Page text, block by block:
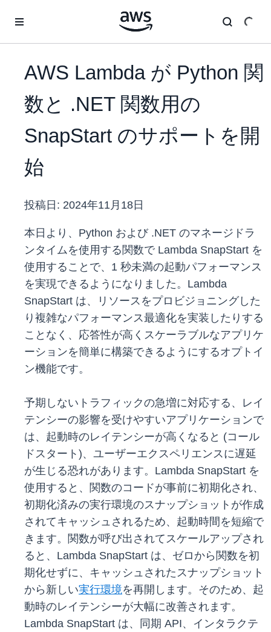
AWS Lambda が Python 関
数と .NET 関数用の
SnapStart のサポートを開
始
投稿日: 2024年11月18日
本日より、Python および .NET のマネージドラ
ンタイムを使用する関数で Lambda SnapStart を
使用することで、1 秒未満の起動パフォーマンス
を実現できるようになりました。Lambda
SnapStart は、リソースをプロビジョニングした
り複雑なパフォーマンス最適化を実装したりする
ことなく、応答性が高くスケーラブルなアプリケ
ーションを簡単に構築できるようにするオプトイ
ン機能です。
予期しないトラフィックの急増に対応する、レイ
テンシーの影響を受けやすいアプリケーションで
は、起動時のレイテンシーが高くなると (コール
ドスタート)、ユーザーエクスペリエンスに遅延
が生じる恐れがあります。Lambda SnapStart を
使用すると、関数のコードが事前に初期化され、
初期化済みの実行環境のスナップショットが作成
されてキャッシュされるため、起動時間を短縮で
きます。関数が呼び出されてスケールアップされ
ると、Lambda SnapStart は、ゼロから関数を初
期化せずに、キャッシュされたスナップショット
から新しい実行環境を再開します。そのため、起
動時のレイテンシーが大幅に改善されます。
Lambda SnapStart は、同期 API、インタラクテ